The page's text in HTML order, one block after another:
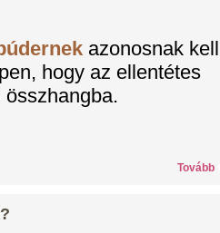
azonosnak kell
hogy az ellentétes
Tovább